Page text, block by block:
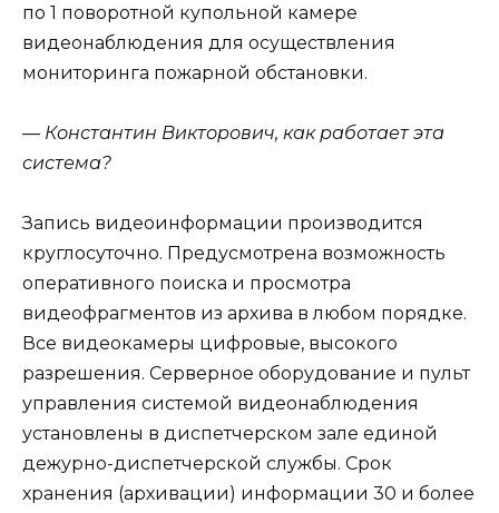
по 1 поворотной купольной камере
видеонаблюдения для осуществления
мониторинга пожарной обстановки.
— Константин Викторович, как работает эта
система?
Запись видеоинформации производится
круглосуточно. Предусмотрена возможность
оперативного поиска и просмотра
видеофрагментов из архива в любом порядке.
Все видеокамеры цифровые, высокого
разрешения. Серверное оборудование и пульт
управления системой видеонаблюдения
установлены в диспетчерском зале единой
дежурно-диспетчерской службы. Срок
хранения (архивации) информации 30 и более